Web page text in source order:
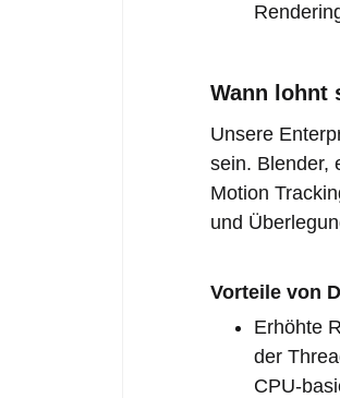
Wann lohnt
Unsere
sein. Blender,
Motion
und
Vorteile von
Erhöhte
der
CPU-